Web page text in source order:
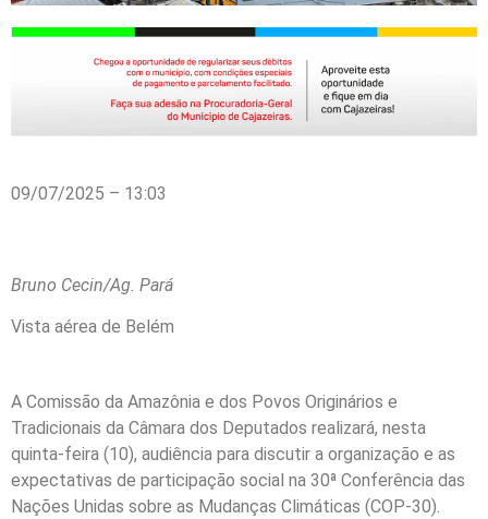
09/07/2025 – 13:03
Bruno Cecin/Ag. Pará
Vista aérea de Belém
A Comissão da Amazônia e dos Povos Originários e
Tradicionais da Câmara dos Deputados realizará, nesta
quinta-feira (10), audiência para discutir a organização e as
expectativas de participação social na 30ª Conferência das
Nações Unidas sobre as Mudanças Climáticas (COP-30).